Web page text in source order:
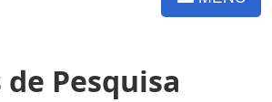
Pesquisa